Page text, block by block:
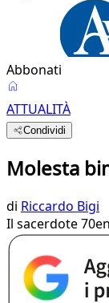
Abbonati
ATTUALITÀ
Condividi
Molesta
di Riccardo Bigi
Il sacerdote